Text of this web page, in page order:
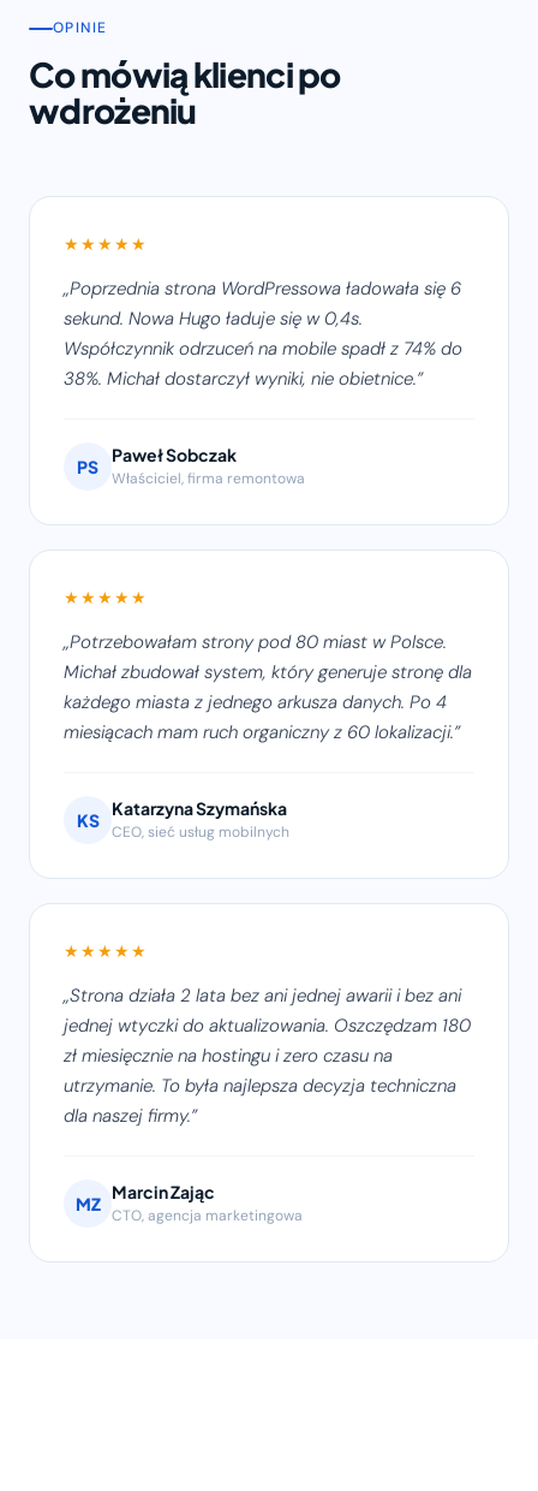
OPINIE
Co mówią klienci po
wdrożeniu
★★★★★
Poprzednia strona WordPressowa ładowała się 6
sekund. Nowa Hugo ładuje się w 0,4s.
Współczynnik odrzuceń na mobile spadł z 74% do
38%. Michał dostarczył wyniki, nie obietnice.
PS
Paweł Sobczak
Właściciel, firma remontowa
★★★★★
Potrzebowałam strony pod 80 miast w Polsce.
Michał zbudował system, który generuje stronę dla
każdego miasta z jednego arkusza danych. Po 4
miesiącach mam ruch organiczny z 60 lokalizacji.
KS
Katarzyna Szymańska
CEO, sieć usług mobilnych
★★★★★
Strona działa 2 lata bez ani jednej awarii i bez ani
jednej wtyczki do aktualizowania. Oszczędzam 180
zł miesięcznie na hostingu i zero czasu na
utrzymanie. To była najlepsza decyzja techniczna
dla naszej firmy.
MZ
Marcin Zając
CTO, agencja marketingowa